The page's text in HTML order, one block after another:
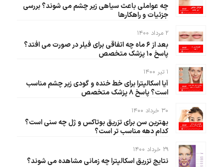
چه عواملی باعث سیاهی زیر چشم می شوند؟ بررسی
جزئیات و راهکارها
۲ مرداد ۱۴۰۰
بعد از ۶ ماه چه اتفاقی برای فیلر در صورت می افتد؟
پاسخ ۱۰ پزشک متخصص
۱ تیر ۱۴۰۰
آیا اسکالپترا برای خط خنده و گودی زیر چشم مناسب
است؟ پاسخ ۸ پزشک متخصص
۳۰ خرداد ۱۴۰۰
بهترین سن برای تزریق بوتاکس و ژل چه سنی است؟
کدام دهه مناسب تر است؟
۲۹ خرداد ۱۴۰۰
نتایج تزریق اسکالپترا چه زمانی مشاهده می شوند؟